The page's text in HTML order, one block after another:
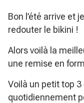
Bon l’été arrive et
redouter le bikini !
Alors voilà la
une remise en
Voilà un petit top
quotidiennement